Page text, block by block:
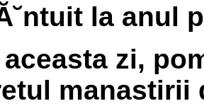
la anul
zi,
manastirii